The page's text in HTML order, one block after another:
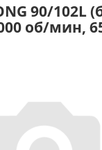
90/102L
об/мин,